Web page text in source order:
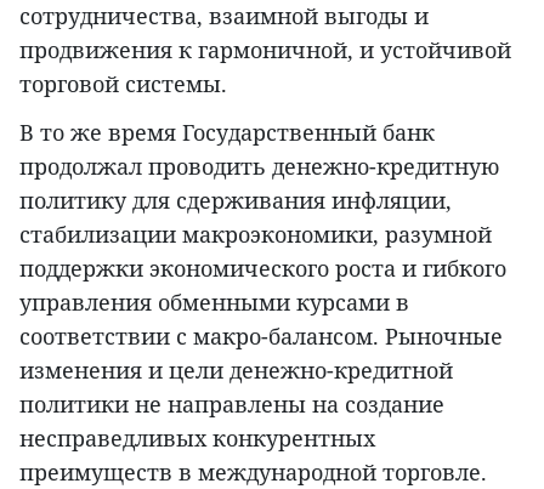
сотрудничества, взаимной выгоды и
продвижения к гармоничной, и устойчивой
торговой системы.
В то же время Государственный банк
продолжал проводить денежно-кредитную
политику для сдерживания инфляции,
стабилизации макроэкономики, разумной
поддержки экономического роста и гибкого
управления обменными курсами в
соответствии с макро-балансом. Рыночные
изменения и цели денежно-кредитной
политики не направлены на создание
несправедливых конкурентных
преимуществ в международной торговле.